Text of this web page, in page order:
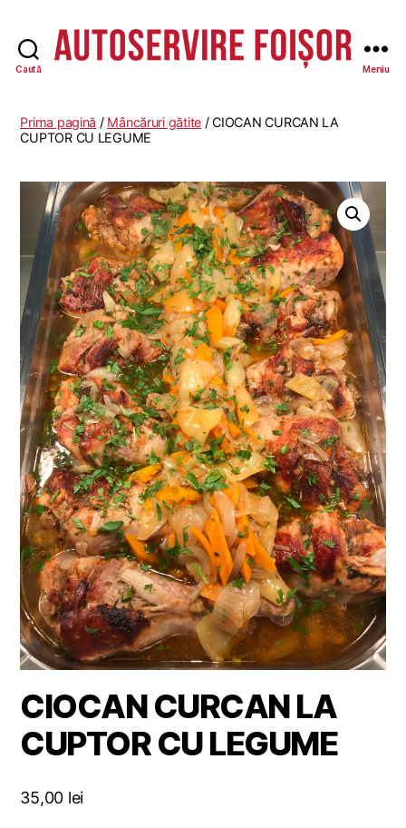
Caută Meniu
Prima pagină / Mâncăruri gătite / CIOCAN CURCAN LA
CUPTOR CU LEGUME
CIOCAN CURCAN LA
CUPTOR CU LEGUME
35,00 lei